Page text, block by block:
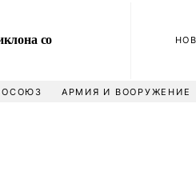
со
АРМИЯ И ВООРУЖЕНИЕ